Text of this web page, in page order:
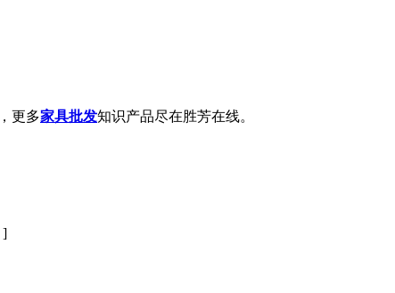
更多家具批发知识产品尽在胜芳在线。
]